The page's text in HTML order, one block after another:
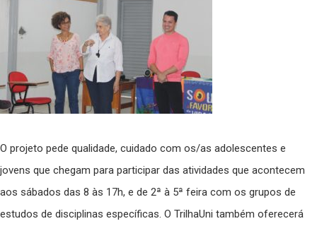
O projeto pede qualidade, cuidado com os/as adolescentes e
jovens que chegam para participar das atividades que acontecem
aos sábados das 8 às 17h, e de 2ª à 5ª feira com os grupos de
estudos de disciplinas específicas. O TrilhaUni também oferecerá